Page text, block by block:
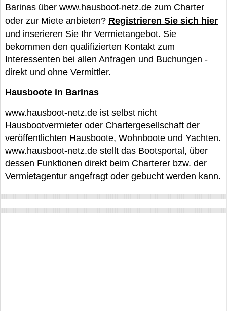
Barinas über www.hausboot-netz.de zum Charter
oder zur Miete anbieten? Registrieren Sie sich hier
und inserieren Sie Ihr Vermietangebot. Sie
bekommen den qualifizierten Kontakt zum
Interessenten bei allen Anfragen und Buchungen -
direkt und ohne Vermittler.
Hausboote in Barinas
www.hausboot-netz.de ist selbst nicht
Hausbootvermieter oder Chartergesellschaft der
veröffentlichten Hausboote, Wohnboote und Yachten.
www.hausboot-netz.de stellt das Bootsportal, über
dessen Funktionen direkt beim Charterer bzw. der
Vermietagentur angefragt oder gebucht werden kann.